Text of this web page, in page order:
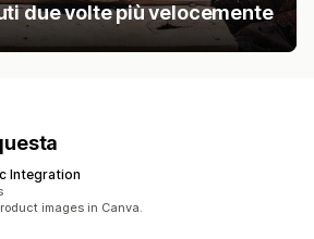
due volte più velocemente
Integration
images in Canva.